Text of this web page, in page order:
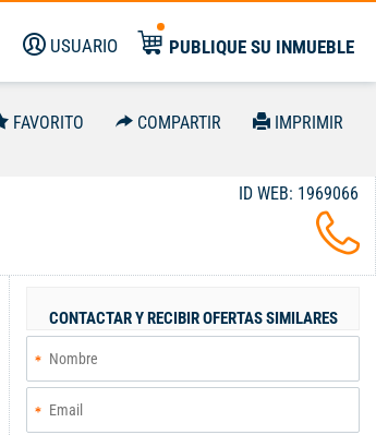
USUARIO PUBLIQUE SU INMUEBLE
FAVORITO COMPARTIR IMPRIMIR
ID WEB: 1969066
CONTACTAR Y RECIBIR OFERTAS SIMILARES